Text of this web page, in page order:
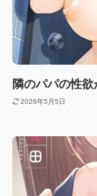
隣のパパの性欲
2026年5月5日